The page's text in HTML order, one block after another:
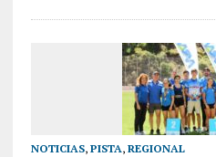
NOTICIAS, PISTA, REGIONAL